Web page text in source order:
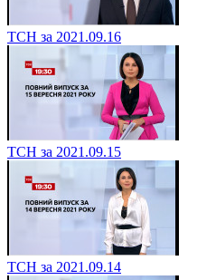
ТСН за 2021.09.16
ТСН за 2021.09.15
ТСН за 2021.09.14